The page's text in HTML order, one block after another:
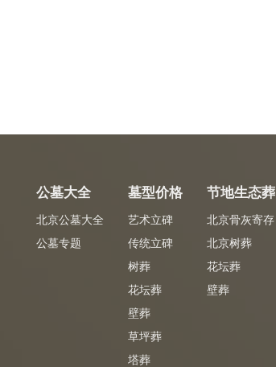
公墓大全
北京公墓大全
公墓专题
墓型价格
艺术立碑
传统立碑
树葬
花坛葬
壁葬
草坪葬
塔葬
节地生态葬
北京骨灰寄存
北京树葬
花坛葬
壁葬